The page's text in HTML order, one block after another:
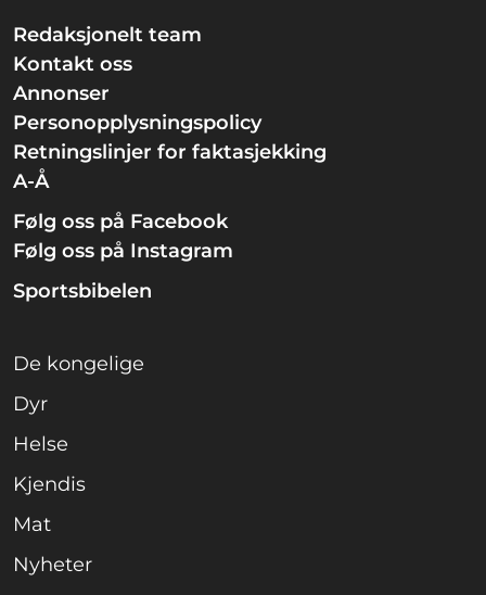
Redaksjonelt team
Kontakt oss
Annonser
Personopplysningspolicy
Retningslinjer for faktasjekking
A-Å
Følg oss på Facebook
Følg oss på Instagram
Sportsbibelen
De kongelige
Dyr
Helse
Kjendis
Mat
Nyheter